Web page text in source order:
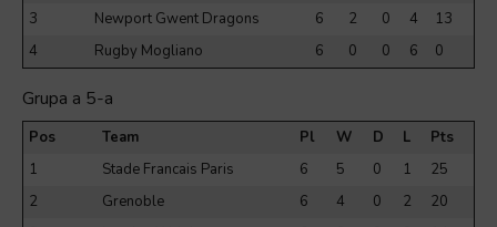
3
Newport Gwent Dragons 6 2 0 4
13
4
Rugby Mogliano 6 0 0 6 0
Grupa a 5-a
Pos Team Pl W D L
Pts
1
Stade Francais Paris 6 5 0 1
25
2
Grenoble 6 4 0 2
20